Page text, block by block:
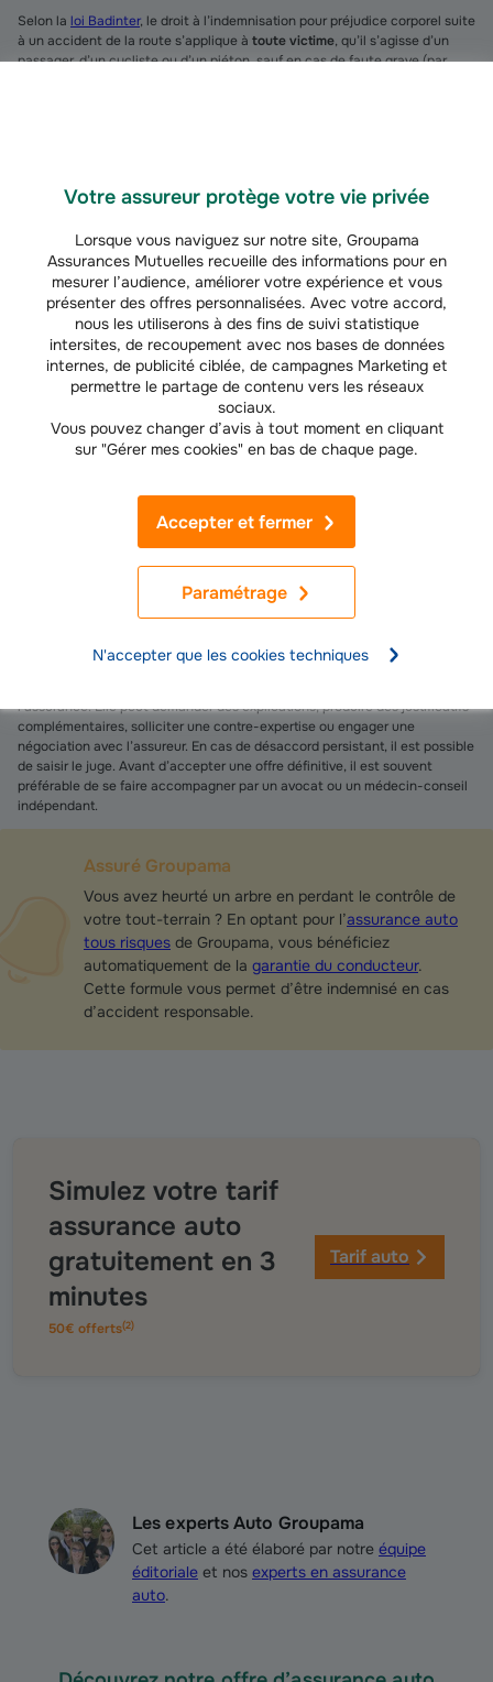
Votre assureur protège votre vie privée
Lorsque vous naviguez sur notre site, Groupama
Assurances Mutuelles recueille des informations pour en
mesurer l’audience, améliorer votre expérience et vous
présenter des offres personnalisées. Avec votre accord,
nous les utiliserons à des fins de suivi statistique
intersites, de recoupement avec nos bases de données
internes, de publicité ciblée, de campagnes Marketing et
permettre le partage de contenu vers les réseaux
sociaux.
Vous pouvez changer d’avis à tout moment en cliquant
sur "Gérer mes cookies" en bas de chaque page.
Paramétrage
Accepter et fermer
N'accepter que les cookies techniques
Selon la loi Badinter, le droit à l’indemnisation pour préjudice corporel suite
à un accident de la route s’applique à toute victime, qu’il s’agisse d’un
passager, d’un cycliste ou d’un piéton, sauf en cas de faute grave (par
FAQ - Vos questions sur l'indemnisation d'un accident
de la route
Quel est le délai pour recevoir une indemnisation après un
accident ?
L’assureur doit en principe présenter une offre d’indemnisation dans les
huit mois suivant l’accident lorsqu’un dommage corporel est en cause
l’état de la victime n’est pas consolidé, une offre provisionnelle peut être
versée dans un premier temps, avant une offre définitive. En pratique, le
délai de versement dépend surtout de la gravité des blessures, de
l’expertise médicale et d’un éventuel désaccord sur l’évaluation des
préjudices.
Lorsque le conducteur responsable n’est pas assuré ou n’a pas pu être
réunir tous les justificatifs utiles pour constituer le dossier.
Si l’offre paraît insuffisante ou si certains préjudices n’ont pas été pris en
l’assurance. Elle peut demander des explications, produire des justificatifs
complémentaires, solliciter une contre-expertise ou engager une
négociation avec l’assureur. En cas de désaccord persistant, il est possible
de saisir le juge. Avant d’accepter une offre définitive, il est souvent
préférable de se faire accompagner par un avocat ou un médecin-conseil
indépendant.
Assuré Groupama
Vous avez heurté un arbre en perdant le contrôle de
votre tout-terrain ? En optant pour l’assurance auto
tous risques de Groupama, vous bénéficiez
automatiquement de la garantie du conducteur.
Cette formule vous permet d’être indemnisé en cas
d’accident responsable.
Simulez votre tarif
assurance auto
gratuitement en 3
minutes
50€ offerts(2)
Tarif auto
Les experts Auto Groupama
Cet article a été élaboré par notre équipe
éditoriale et nos experts en assurance
auto.